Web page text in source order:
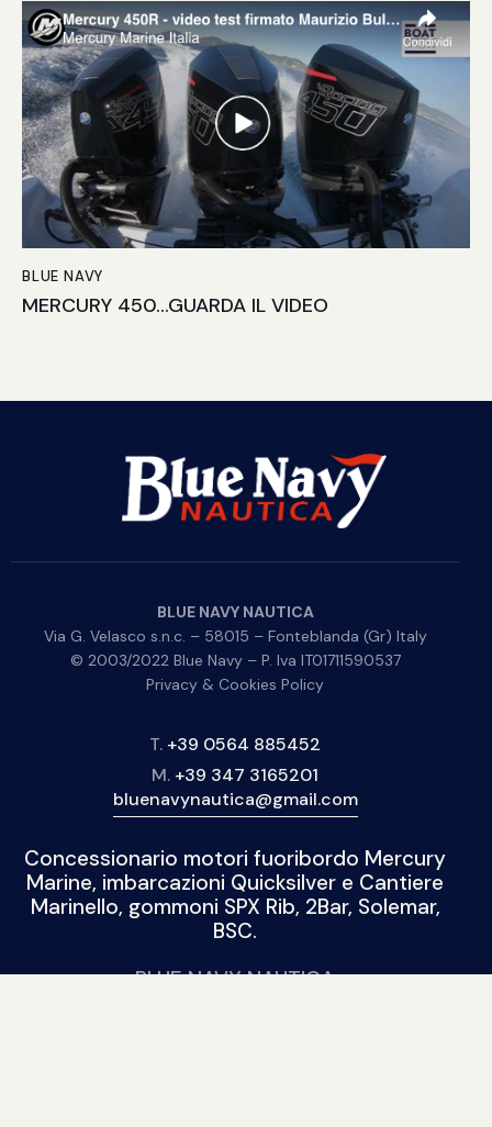
BLUE NAVY
MERCURY 450…GUARDA IL VIDEO
BLUE NAVY NAUTICA
Via G. Velasco s.n.c. – 58015 – Fonteblanda (Gr) Italy
© 2003/2022 Blue Navy – P. Iva IT01711590537
Privacy & Cookies Policy
T. +39 0564 885452
M. +39 347 3165201
bluenavynautica@gmail.com
Concessionario motori fuoribordo Mercury
Marine, imbarcazioni Quicksilver e Cantiere
Marinello, gommoni SPX Rib, 2Bar, Solemar,
BSC.
BLUE NAVY NAUTICA